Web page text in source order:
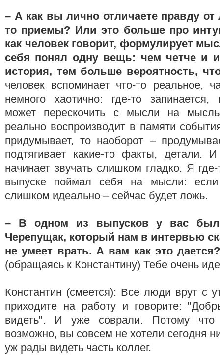
– А как вы лично отличаете правду от
то приемы? Или это больше про
как человек говорит, формулирует
себя понял одну вещь: чем четче и
история, тем больше вероятность,
человек вспоминает что-то реальное,
немного хаотично: где-то запинается,
может перескочить с мысли на
реально воспроизводит в памяти
придумывает, то наоборот –
подтягивает какие-то факты, детали.
начинает звучать слишком гладко. Я
выпуске поймал себя на мысли: если
слишком идеально – сейчас будет ложь.
– В одном из выпусков у вас был
Черепущак, который нам в интервью
не умеет врать. А вам как это
(обращаясь к Константину) Тебе очень
Константин (смеется): Все люди врут с
приходите на работу и говорите:
видеть". И уже соврали. Потому
возможно, вы совсем не хотели сегодня
уж рады видеть часть коллег.